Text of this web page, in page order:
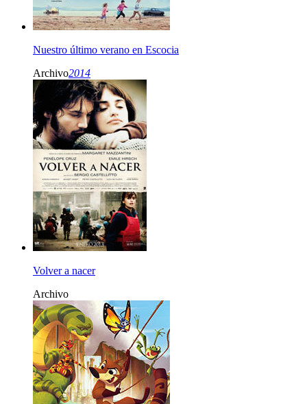
Nuestro último verano en Escocia
Archivo2014
Volver a nacer
Archivo